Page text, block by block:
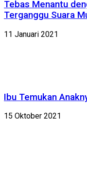
Tebas Menantu
Terganggu Suara
11 Januari 2021
Ibu Temukan
15 Oktober 2021